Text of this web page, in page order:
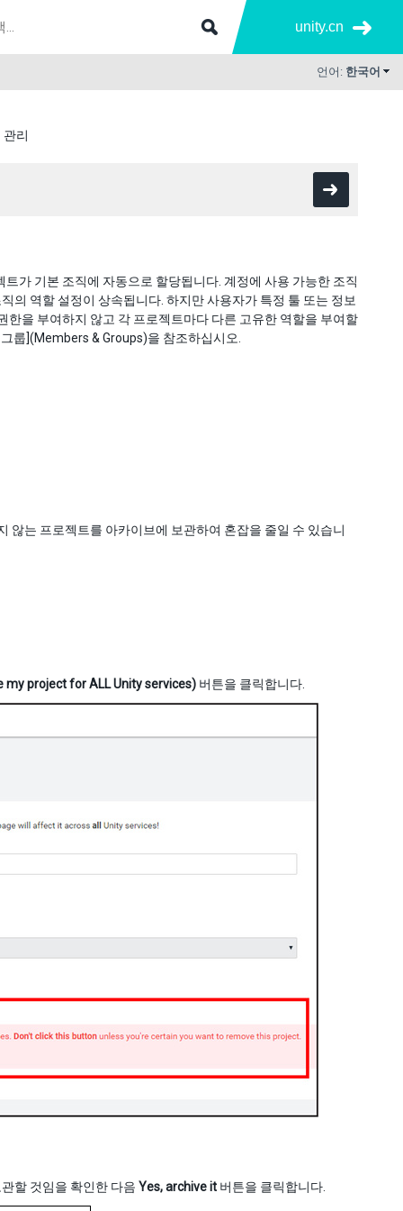
unity.cn
언어: 한국어
리
가 기본 조직에 자동으로 할당됩니다. 계정에 사용 가능한 조직
의 역할 설정이 상속됩니다. 하지만 사용자가 특정 툴 또는 정보
을 부여하지 않고 각 프로젝트마다 다른 고유한 역할을 부여할
룹](Members & Groups)을 참조하십시오.
않는 프로젝트를 아카이브에 보관하여 혼잡을 줄일 수 있습니
my project for ALL Unity services) 버튼을 클릭합니다.
할 것임을 확인한 다음 Yes, archive it 버튼을 클릭합니다.